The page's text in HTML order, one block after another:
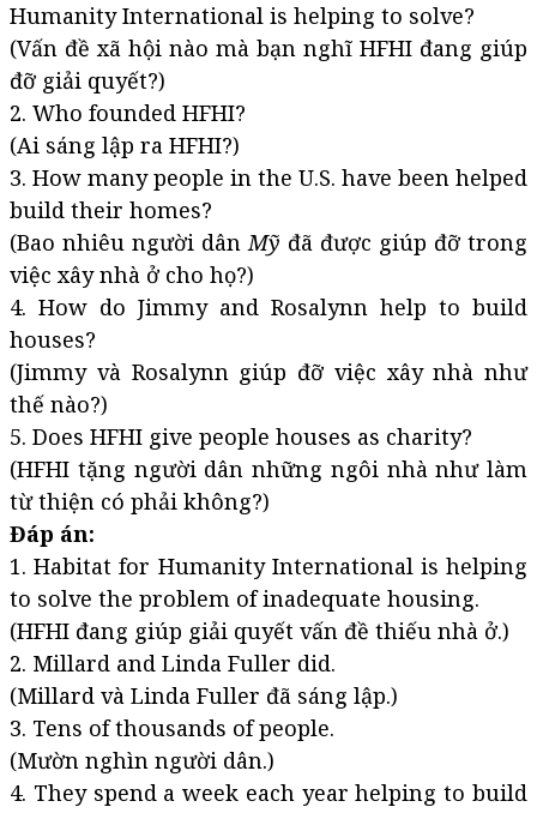
Humanity International is helping to solve?
(Vấn đề xã hội nào mà bạn nghĩ HFHI đang giúp
đỡ giải quyết?)
2. Who founded HFHI?
(Ai sáng lập ra HFHI?)
3. How many people in the U.S. have been helped
build their homes?
(Bao nhiêu người dân Mỹ đã được giúp đỡ trong
việc xây nhà ở cho họ?)
4. How do Jimmy and Rosalynn help to build
houses?
(Jimmy và Rosalynn giúp đỡ việc xây nhà như
thế nào?)
5. Does HFHI give people houses as charity?
(HFHI tặng người dân những ngôi nhà như làm
từ thiện có phải không?)
Đáp án:
1. Habitat for Humanity International is helping
to solve the problem of inadequate housing.
(HFHI đang giúp giải quyết vấn đề thiếu nhà ở.)
2. Millard and Linda Fuller did.
(Millard và Linda Fuller đã sáng lập.)
3. Tens of thousands of people.
(Mườn nghìn người dân.)
4. They spend a week each year helping to build